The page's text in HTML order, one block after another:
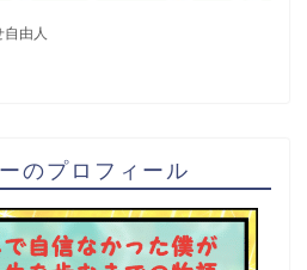
のプロフィール